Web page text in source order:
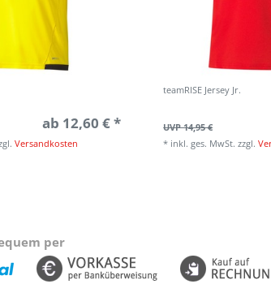
ab 12,60 € *
Versandkosten
teamRISE Jersey Jr.
UVP 14,95 €
* inkl. ges. MwSt. zzgl.
per